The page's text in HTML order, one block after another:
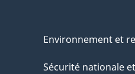
Environnement et
Sécurité nationale